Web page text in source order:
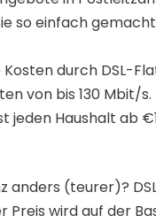
so einfach
durch DSL-
von bis 130 Mbit/s.
jeden Haushalt ab
anders (teurer)?
Preis wird auf der